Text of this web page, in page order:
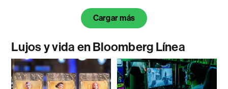
Cargar más
Lujos y vida en Bloomberg Línea